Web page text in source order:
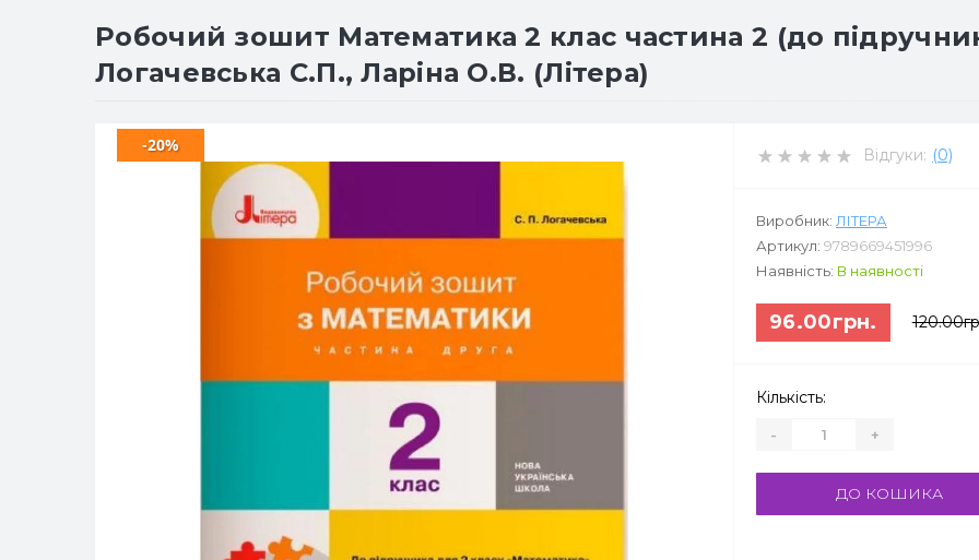
Робочий зошит Математика 2 клас частина 2 (до
Логачевська С.П., Ларіна О.В. (Літера)
-20% Відгуки: (0)
Виробник: ЛІТЕРА
Артикул: 9789669451996
Наявність: В наявності
96.00грн.
Кількість:
- +
ДО КОШИКА